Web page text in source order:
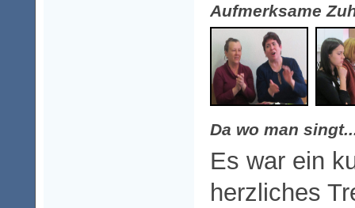
Aufmerksame
Da wo man
Es war ein
herzliches